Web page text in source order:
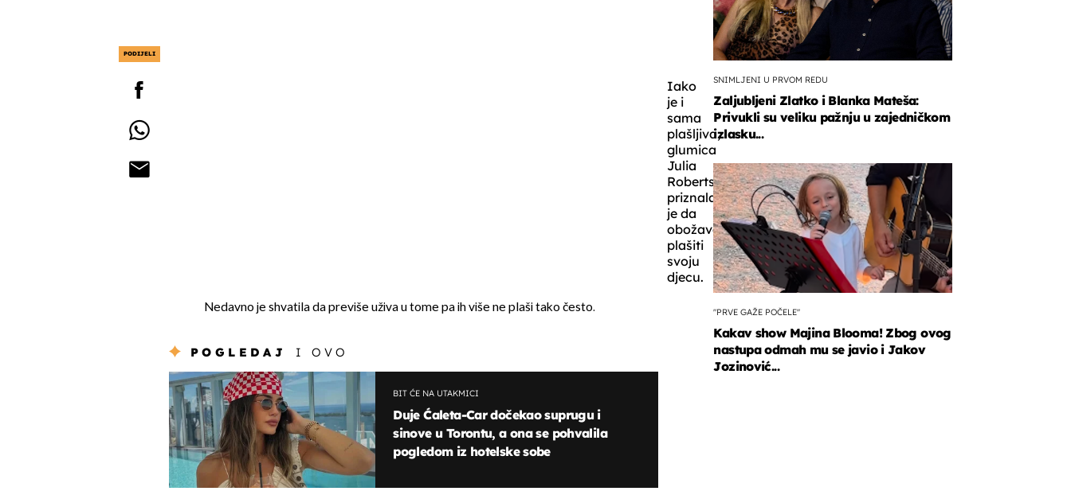
PODIJELI
Iako
je i
sama
plašljiva,
glumica
Julia
Roberts
priznala
je da
obožava
plašiti
svoju
djecu.
Nedavno je shvatila da previše uživa u tome pa ih više ne plaši tako često.
POGLEDAJ I OVO
BIT ĆE NA UTAKMICI
Duje Ćaleta-Car dočekao suprugu i
sinove u Torontu, a ona se pohvalila
pogledom iz hotelske sobe
SNIMLJENI U PRVOM REDU
Zaljubljeni Zlatko i Blanka Mateša:
Privukli su veliku pažnju u zajedničkom
izlasku...
"PRVE GAŽE POČELE"
Kakav show Majina Blooma! Zbog ovog
nastupa odmah mu se javio i Jakov
Jozinović...